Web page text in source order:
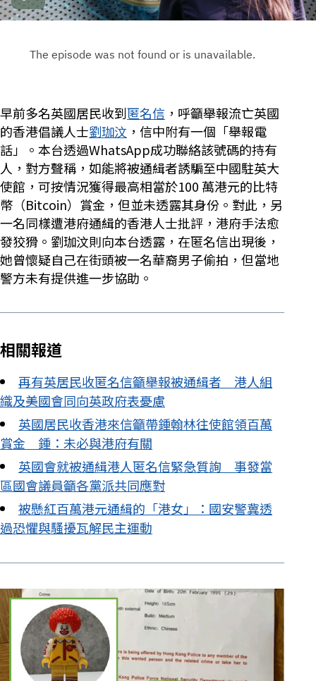
早前多名英國居民收到匿名信 ，呼籲舉報流亡英國
的香港倡議人士劉珈汶 ，信中附有一個「舉報電
話」。本台透過WhatsApp成功聯絡該號碼的持有
人，對方聲稱，如能將被通緝者誘騙至中國駐英大
使館，可按情況獲得最高相當於100 萬港元的比特
幣（Bitcoin）賞金，但並未透露其身份。對此，另
一名同樣遭港府通緝的香港人士批評，港府手法愈
發狡猾。劉珈汶則向本台透露，在匿名信出現後，
她曾懷疑自己在街頭被一名華裔男子偷拍，但當地
警方未有提供進一步協助。
相關報道
再有英居民收匿名信籲舉報被通緝者 港人組
織及美國會同向英政府表憂慮
英國居民收香港來信籲帶鍾翰林往使館領百萬
賞金 鍾：未必與港府有關
英國會就被通緝港人匿名信緊急質詢 事發當
區國會議員籲各黨派共同應對
被懸紅百萬港元通緝的「港女」：國安警冀透
過恐懼與騷擾瓦解民主運動